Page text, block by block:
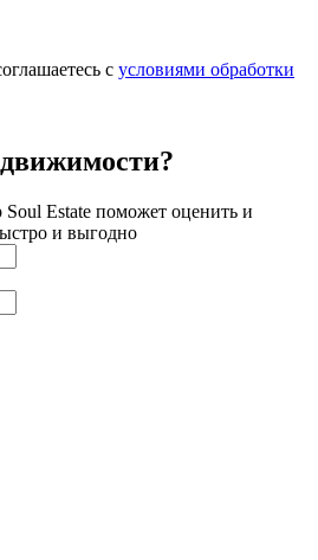
с условиями обработки
Soul Estate поможет оценить и
и выгодно